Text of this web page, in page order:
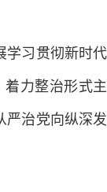
学习贯彻新时代
着力整治形式主
严治党向纵深发